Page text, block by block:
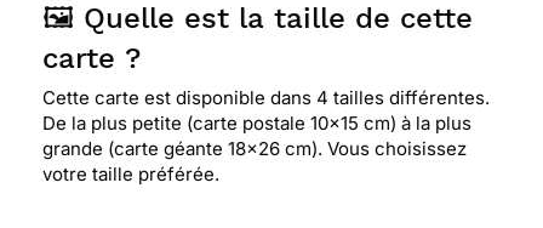
🖼️ Quelle est la taille de cette
carte ?
Cette carte est disponible dans 4 tailles différentes.
De la plus petite (carte postale 10x15 cm) à la plus
grande (carte géante 18x26 cm). Vous choisissez
votre taille préférée.